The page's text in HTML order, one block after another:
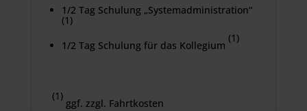
1/2 Tag Schulung „Systemadministration“
(1)
1/2 Tag Schulung für das Kollegium
(1)
(1)
ggf. zzgl. Fahrtkosten